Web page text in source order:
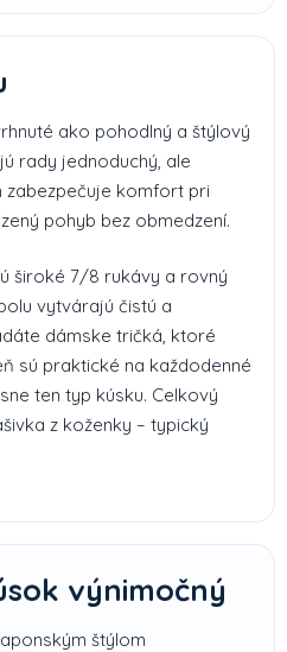
ako pohodlný a štýlový
rady jednoduchý, ale
zabezpečuje komfort pri
pohyb bez obmedzení.
široké 7/8 rukávy a rovný
vytvárajú čistú a
dámske tričká, ktoré
sú praktické na každodenné
ten typ kúsku. Celkový
z koženky – typický
výnimočný
štýlom